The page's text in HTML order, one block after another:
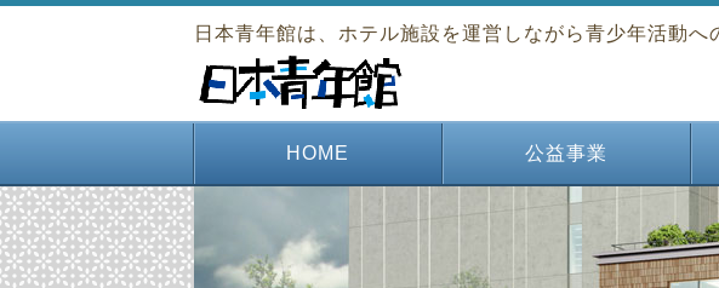
日本青年館は、ホテル施設を運営しながら青少年活動
HOME 公益事業
若者の活動支援
高校オーケストラ
清渓セミナー
月刊誌社会教育
図書・資料センター
青年団ＯＢ会活動
田澤義鋪記念会
大九報光会
清渓フォーラム